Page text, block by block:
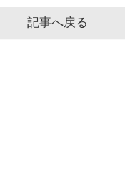
記事へ戻る